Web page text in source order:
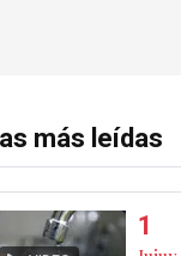
más leídas